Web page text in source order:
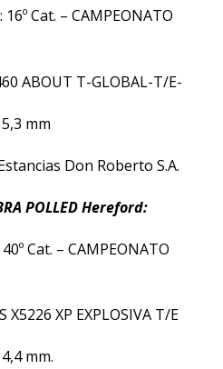
16º Cat. – CAMPEONATO
ABOUT T-GLOBAL-T/E-
mm
Don Roberto S.A.
POLLED Hereford:
Cat. – CAMPEONATO
X5226 XP EXPLOSIVA T/E
mm.